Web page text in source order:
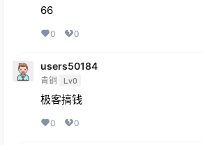
66
0 0
users50184
青铜 Lv0
极客搞钱
0 0